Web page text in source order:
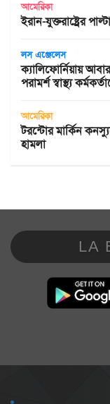
আমেরিকা
ইরান-যুক্তরাষ্ট্রের
লস এঞ্জেলেস
ক্যালিফোর্নিয়ায়
পরামর্শ স্বাস্থ্য
আমেরিকা
টরন্টোর মার্কিন
হামলা
LA